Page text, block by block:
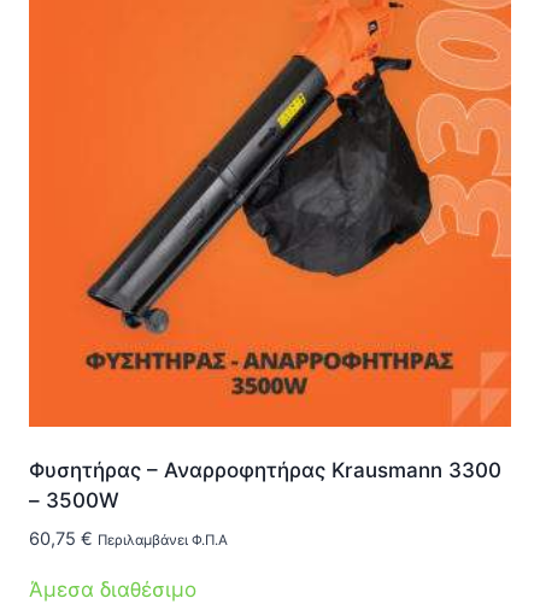
Φυσητήρας – Αναρροφητήρας Krausmann 3300
– 3500W
60,75 € Περιλαμβάνει Φ.Π.Α
Άμεσα διαθέσιμο